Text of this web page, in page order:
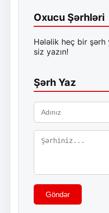
Oxucu Şərhləri
Hələlik heç bir şərh
siz yazın!
Şərh Yaz
Göndər